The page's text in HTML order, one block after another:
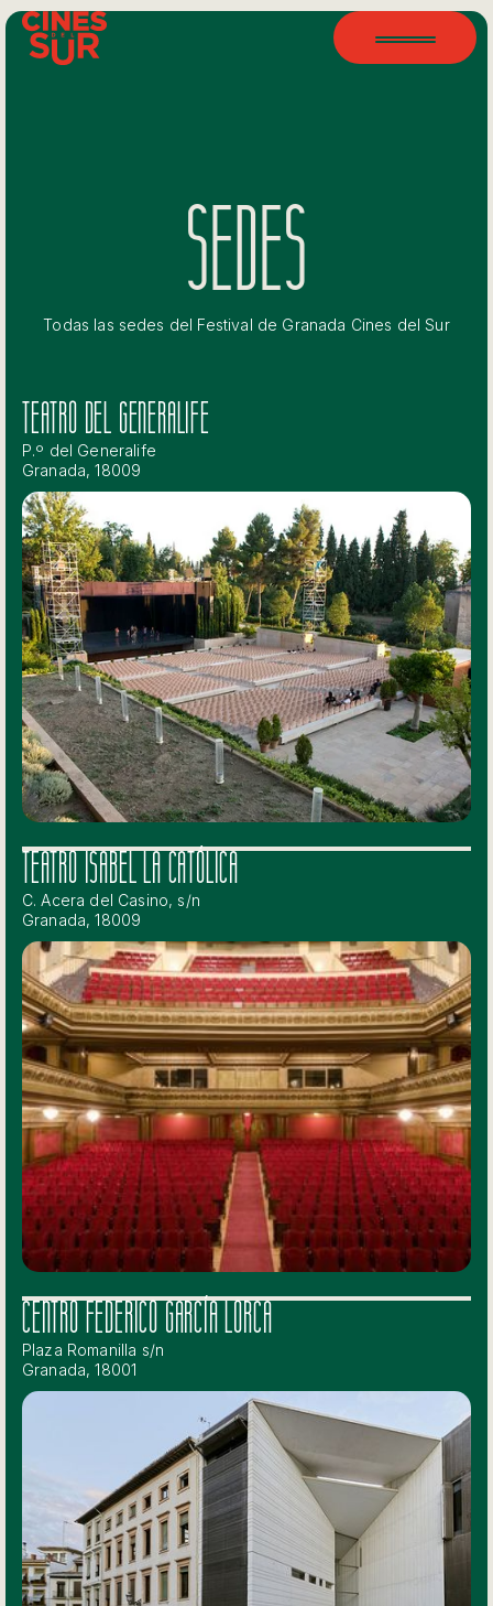
SEDES
Todas las sedes del Festival de Granada Cines del Sur
TEATRO DEL GENERALIFE
P.º del Generalife
Granada, 18009
TEATRO ISABEL LA CATÓLICA
C. Acera del Casino, s/n
Granada, 18009
CENTRO FEDERICO GARCÍA LORCA
Plaza Romanilla s/n
Granada, 18001